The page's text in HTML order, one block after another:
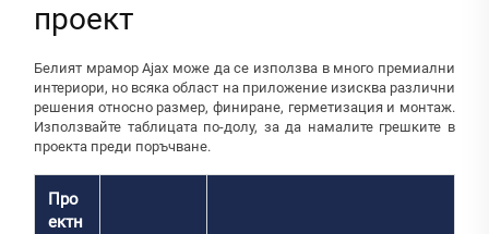
проект
Белият мрамор Ajax може да се използва в много премиални
интериори, но всяка област на приложение изисква различни
решения относно размер, финиране, герметизация и монтаж.
Използвайте таблицата по-долу, за да намалите грешките в
проекта преди поръчване.
Про
ектн